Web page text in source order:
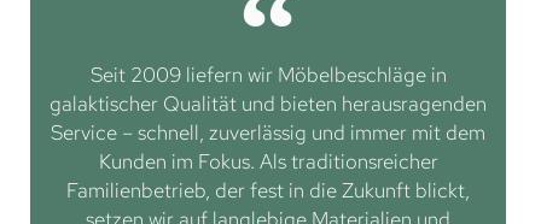
Seit 2009 liefern wir Möbelbeschläge in
galaktischer Qualität und bieten herausragenden
Service – schnell, zuverlässig und immer mit dem
Kunden im Fokus. Als traditionsreicher
Familienbetrieb, der fest in die Zukunft blickt,